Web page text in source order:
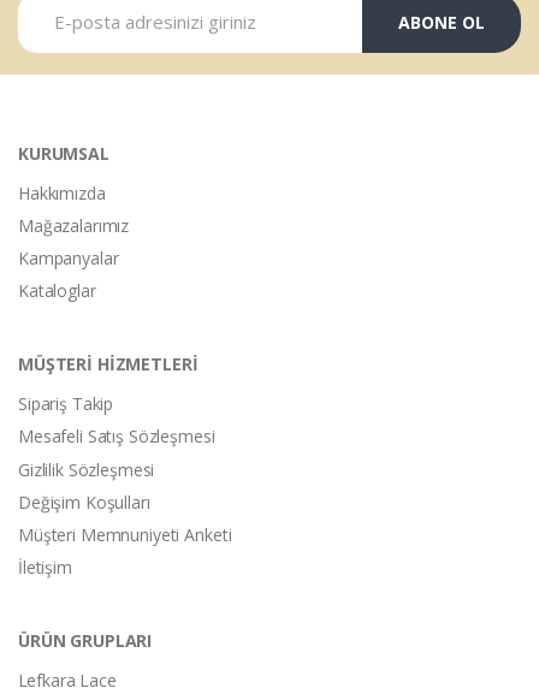
ABONE OL
KURUMSAL
Hakkımızda
Mağazalarımız
Kampanyalar
Kataloglar
MÜŞTERİ HİZMETLERİ
Sipariş Takip
Mesafeli Satış Sözleşmesi
Gizlilik Sözleşmesi
Değişim Koşulları
Müşteri Memnuniyeti Anketi
İletişim
ÜRÜN GRUPLARI
Lefkara Lace